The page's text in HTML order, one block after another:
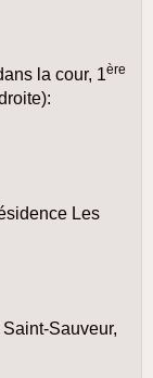
la cour, 1ère
Les
Sauveur,